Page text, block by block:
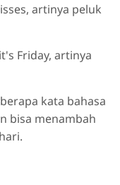
artinya peluk
Friday, artinya
kata bahasa
bisa menambah